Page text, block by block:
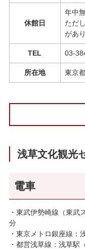
休館日
年中
ただ
があ
TEL 03-
所在地 東京
浅草文化観光
電車
・東武伊勢崎線（東武
分
・東京メトロ銀座線：
・都営浅草線：浅草駅